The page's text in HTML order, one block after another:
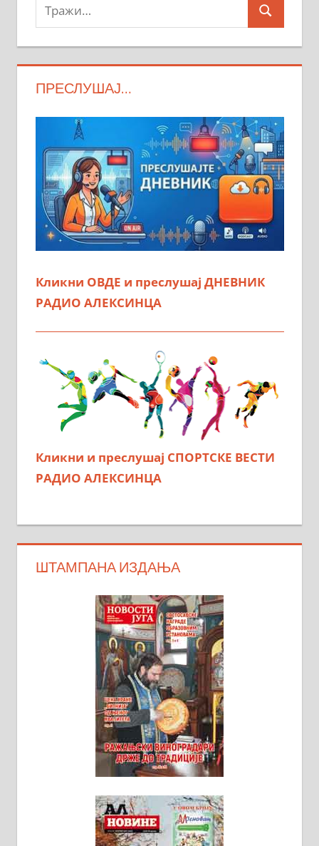
Search
ПРЕСЛУШАЈ…
Кликни ОВДЕ и преслушај ДНЕВНИК
РАДИО АЛЕКСИНЦА
Кликни и преслушај СПОРТСКЕ ВЕСТИ
РАДИО АЛЕКСИНЦА
ШТАМПАНА ИЗДАЊА